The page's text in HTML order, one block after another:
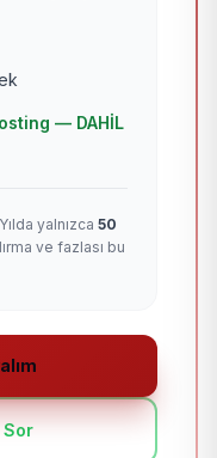
— DAHİL
yalnızca 50
ve fazlası bu
Sor